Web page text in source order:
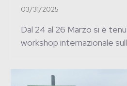
03/31/2025
Dal 24 al 26 Marzo si è
workshop internazionale